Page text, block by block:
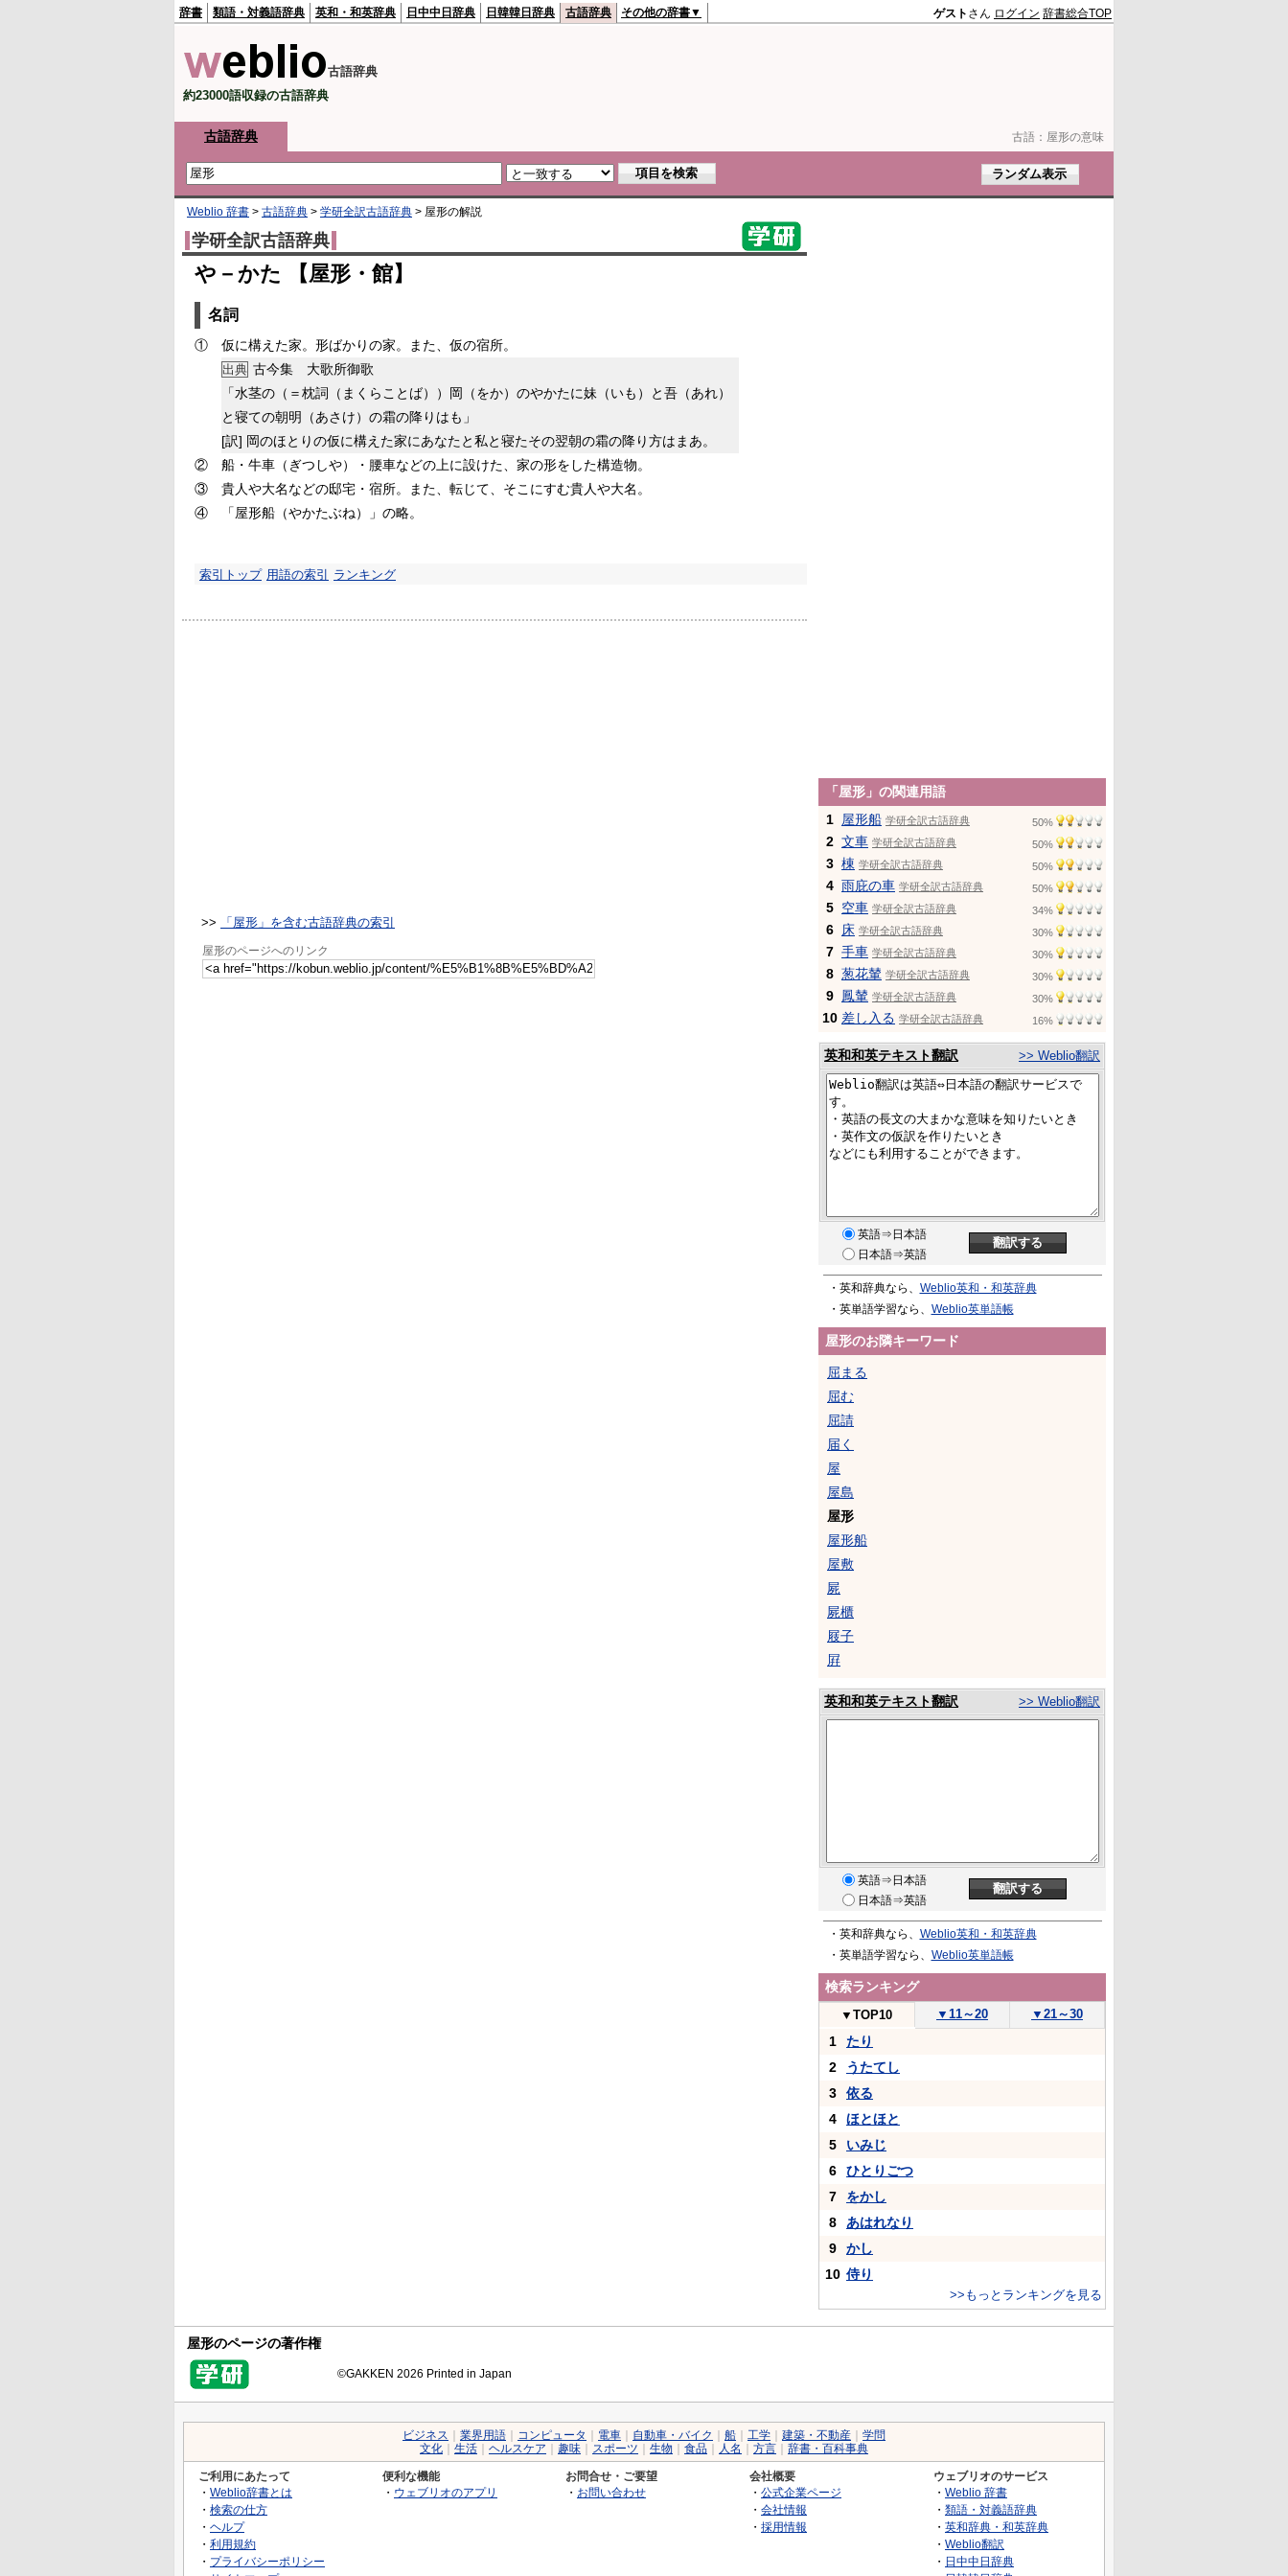
古語： 屋形の意味
辞書 類語・対義語辞典 英和・和英辞典 日中中日辞典 日韓韓日辞典 古語辞典 その他の辞書▼ ゲスト さん ログイン 辞書総合TOP
古語辞典
約23000語収録の古語辞典
古語辞典
Weblio 辞書 > 古語辞典 > 学研全訳古語辞典 > 屋形の解説
学研全訳古語辞典
や－かた 【屋形・館】
名詞
① 仮に構えた家。形ばかりの家。また、仮の宿所。
出典 古今集 大歌所御歌
「水茎の（＝枕詞（まくらことば））岡（をか）のやかたに妹（いも）と吾（あれ）
と寝ての朝明（あさけ）の霜の降りはも」
[訳] 岡のほとりの仮に構えた家にあなたと私と寝たその翌朝の霜の降り方はまあ。
②
船・牛車（ぎつしや）・腰車などの上に設けた、家の形をした構造物。
③
貴人や大名などの邸宅・宿所。また、転じて、そこにすむ貴人や大名。
④
「屋形船（やかたぶね）」の略。
索引トップ 用語の索引 ランキング
>> 「屋形」を含む古語辞典の索引
屋形のページへのリンク
「屋形」の関連用語
1 屋形船 学研全訳古語辞典 50%
2 文車 学研全訳古語辞典 50%
3 棟 学研全訳古語辞典 50%
4 雨庇の車 学研全訳古語辞典 50%
5 空車 学研全訳古語辞典 34%
6 床 学研全訳古語辞典 30%
7 手車 学研全訳古語辞典 30%
8 葱花輦 学研全訳古語辞典 30%
9 鳳輦 学研全訳古語辞典 30%
10 差し入る 学研全訳古語辞典 16%
英和和英テキスト翻訳 >> Weblio翻訳
英語⇒日本語
日本語⇒英語
・英和辞典なら、 Weblio英和・和英辞典
・英単語学習なら、 Weblio英単語帳
屋形のお隣キーワード
屈まる
屈む
屈請
届く
屋
屋島
屋形
屋形船
屋敷
屍
屍櫃
屐子
屛
英和和英テキスト翻訳 >> Weblio翻訳
英語⇒日本語
日本語⇒英語
・英和辞典なら、 Weblio英和・和英辞典
・英単語学習なら、 Weblio英単語帳
検索ランキング
▼ TOP10 ▼ 11～20 ▼ 21～30
1
たり
2
うたてし
3
依る
4
ほとほと
5
いみじ
6
ひとりごつ
7
をかし
8
あはれなり
9
かし
10 侍り
>>もっとランキングを見る
屋形のページの著作権
©GAKKEN 2026 Printed in Japan
ビジネス 業界用語 コンピュータ 電車 自動車・バイク 船 工学 建築・不動産
学問
文化
生活 ヘルスケア 趣味 スポーツ 生物 食品 人名 方言 辞書・百科事典
ご利用にあたって
・ Weblio辞書とは
・ 検索の仕方
・ ヘルプ
・ 利用規約
・ プライバシーポリシー
便利な機能
・ ウェブリオのアプリ
お問合せ・ご要望
・ お問い合わせ
会社概要
・ 公式企業ページ
・ 会社情報
・ 採用情報
ウェブリオのサービス
・ Weblio 辞書
・ 類語・対義語辞典
・ 英和辞典・和英辞典
・ Weblio翻訳
・ 日中中日辞典